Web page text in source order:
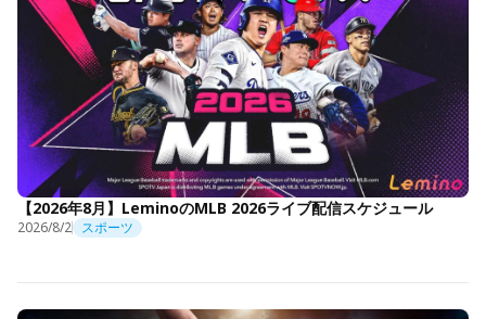
【2026年8月】LeminoのMLB 2026ライブ配信スケジュール
2026/8/2 スポーツ